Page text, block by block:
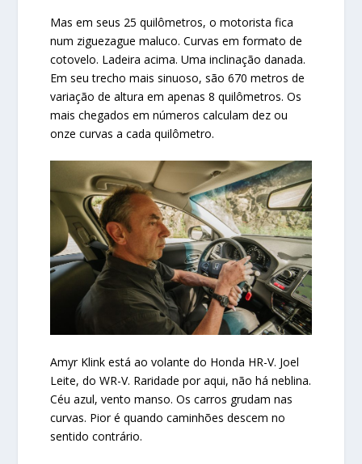
Mas em seus 25 quilômetros, o motorista fica
num ziguezague maluco. Curvas em formato de
cotovelo. Ladeira acima. Uma inclinação danada.
Em seu trecho mais sinuoso, são 670 metros de
variação de altura em apenas 8 quilômetros. Os
mais chegados em números calculam dez ou
onze curvas a cada quilômetro.
Amyr Klink está ao volante do Honda HR-V. Joel
Leite, do WR-V. Raridade por aqui, não há neblina.
Céu azul, vento manso. Os carros grudam nas
curvas. Pior é quando caminhões descem no
sentido contrário.